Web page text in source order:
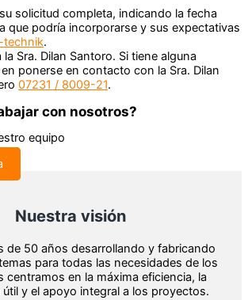
solicitud completa, indicando la fecha
que podría incorporarse y sus expectativas
technik.
Sra. Dilan Santoro. Si tiene alguna
ponerse en contacto con la Sra. Dilan
07231 / 8009-21.
con nosotros?
equipo
Nuestra visión
de 50 años desarrollando y fabricando
para todas las necesidades de los
centramos en la máxima eficiencia, la
útil y el apoyo integral a los proyectos.